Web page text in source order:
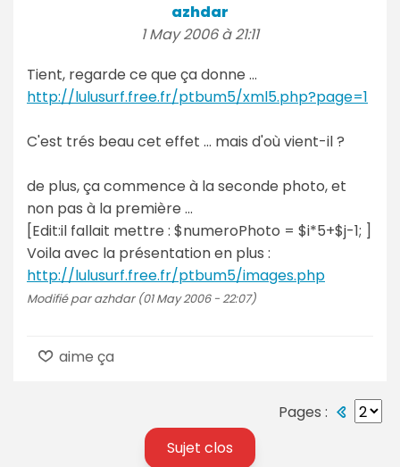
azhdar
1 May 2006 à 21:11
Tient, regarde ce que ça donne ...
http://lulusurf.free.fr/ptbum5/xml5.php?page=1
C'est trés beau cet effet ... mais d'où vient-il ?
de plus, ça commence à la seconde photo, et
non pas à la première ...
[Edit:il fallait mettre : $numeroPhoto = $i*5+$j-1; ]
Voila avec la présentation en plus :
http://lulusurf.free.fr/ptbum5/images.php
Modifié par azhdar (01 May 2006 - 22:07)
aime ça
Pages :
Sujet clos